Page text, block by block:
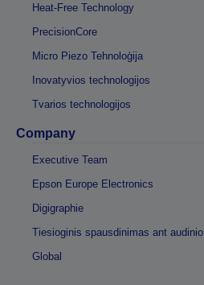
Heat-Free Technology
PrecisionCore
Micro Piezo Tehnoloģija
Inovatyvios technologijos
Tvarios technologijos
Company
Executive Team
Epson Europe Electronics
Digigraphie
Tiesioginis spausdinimas ant audinio
Global